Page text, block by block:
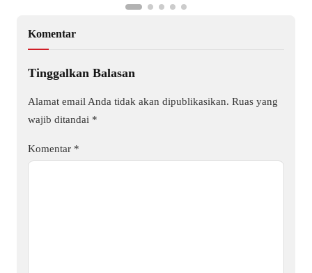
Komentar
Tinggalkan Balasan
Alamat email Anda tidak akan dipublikasikan. Ruas yang
wajib ditandai *
Komentar *